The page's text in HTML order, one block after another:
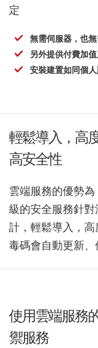
定
無需伺服器，也無
另外提供付費加
安裝建置如同個
輕鬆導入，高
高安全性
雲端服務的優勢
級的安全服務針
計，輕鬆導入，
毒碼會自動更新、
使用雲端服務
禦服務